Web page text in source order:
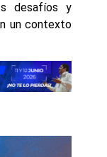
desafíos y
un contexto